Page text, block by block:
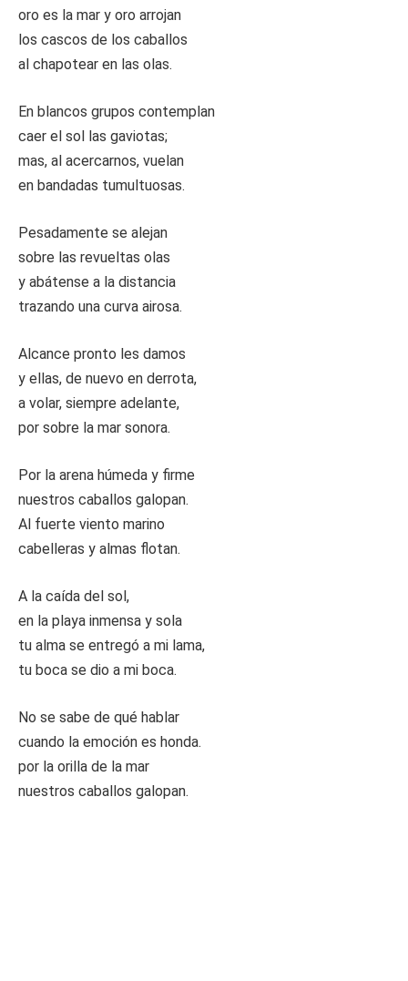
oro es la mar y oro arrojan
los cascos de los caballos
al chapotear en las olas.
En blancos grupos contemplan
caer el sol las gaviotas;
mas, al acercarnos, vuelan
en bandadas tumultuosas.
Pesadamente se alejan
sobre las revueltas olas
y abátense a la distancia
trazando una curva airosa.
Alcance pronto les damos
y ellas, de nuevo en derrota,
a volar, siempre adelante,
por sobre la mar sonora.
Por la arena húmeda y firme
nuestros caballos galopan.
Al fuerte viento marino
cabelleras y almas flotan.
A la caída del sol,
en la playa inmensa y sola
tu alma se entregó a mi lama,
tu boca se dio a mi boca.
No se sabe de qué hablar
cuando la emoción es honda.
por la orilla de la mar
nuestros caballos galopan.